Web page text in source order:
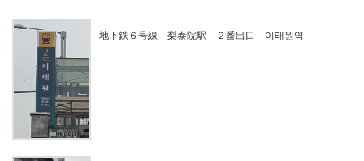
地下鉄６号線 梨泰院駅 ２番出口 이태원역